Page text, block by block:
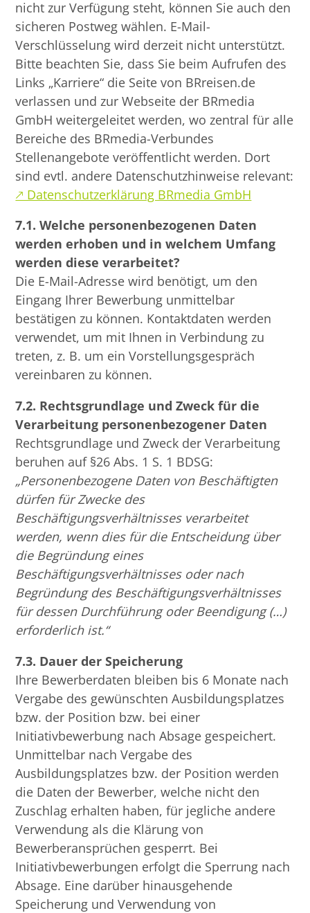
nicht zur Verfügung steht, können Sie auch den
sicheren Postweg wählen. E-Mail-
Verschlüsselung wird derzeit nicht unterstützt.
Bitte beachten Sie, dass Sie beim Aufrufen des
Links „Karriere“ die Seite von BRreisen.de
verlassen und zur Webseite der BRmedia
GmbH weitergeleitet werden, wo zentral für alle
Bereiche des BRmedia-Verbundes
Stellenangebote veröffentlicht werden. Dort
sind evtl. andere Datenschutzhinweise relevant:
🡕 Datenschutzerklärung BRmedia GmbH
7.1. Welche personenbezogenen Daten
werden erhoben und in welchem Umfang
werden diese verarbeitet?
Die E-Mail-Adresse wird benötigt, um den
Eingang Ihrer Bewerbung unmittelbar
bestätigen zu können. Kontaktdaten werden
verwendet, um mit Ihnen in Verbindung zu
treten, z. B. um ein Vorstellungsgespräch
vereinbaren zu können.
7.2. Rechtsgrundlage und Zweck für die
Verarbeitung personenbezogener Daten
Rechtsgrundlage und Zweck der Verarbeitung
beruhen auf §26 Abs. 1 S. 1 BDSG:
„Personenbezogene Daten von Beschäftigten
dürfen für Zwecke des
Beschäftigungsverhältnisses verarbeitet
werden, wenn dies für die Entscheidung über
die Begründung eines
Beschäftigungsverhältnisses oder nach
Begründung des Beschäftigungsverhältnisses
für dessen Durchführung oder Beendigung (…)
erforderlich ist.“
7.3. Dauer der Speicherung
Ihre Bewerberdaten bleiben bis 6 Monate nach
Vergabe des gewünschten Ausbildungsplatzes
bzw. der Position bzw. bei einer
Initiativbewerbung nach Absage gespeichert.
Unmittelbar nach Vergabe des
Ausbildungsplatzes bzw. der Position werden
die Daten der Bewerber, welche nicht den
Zuschlag erhalten haben, für jegliche andere
Verwendung als die Klärung von
Bewerberansprüchen gesperrt. Bei
Initiativbewerbungen erfolgt die Sperrung nach
Absage. Eine darüber hinausgehende
Speicherung und Verwendung von